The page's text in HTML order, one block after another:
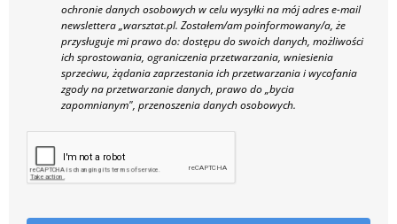
ochronie danych osobowych w celu wysyłki na mój adres e-mail
newslettera „warsztat.pl. Zostałem/am poinformowany/a, że
przysługuje mi prawo do: dostępu do swoich danych, możliwości
ich sprostowania, ograniczenia przetwarzania, wniesienia
sprzeciwu, żądania zaprzestania ich przetwarzania i wycofania
zgody na przetwarzanie danych, prawo do „bycia
zapomnianym", przenoszenia danych osobowych.